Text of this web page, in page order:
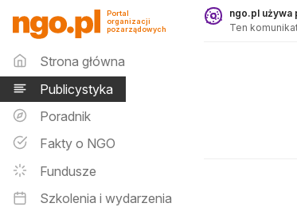
Publicystyka - ngo.pl
Portal
organizacji
pozarządowych
Menu główne
Strona główna
Publicystyka
Poradnik
Fakty o NGO
Fundusze
Szkolenia i wydarzenia
ngo.pl używa
Ten